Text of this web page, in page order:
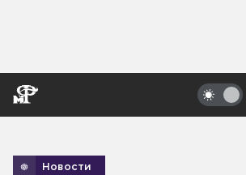
Новости